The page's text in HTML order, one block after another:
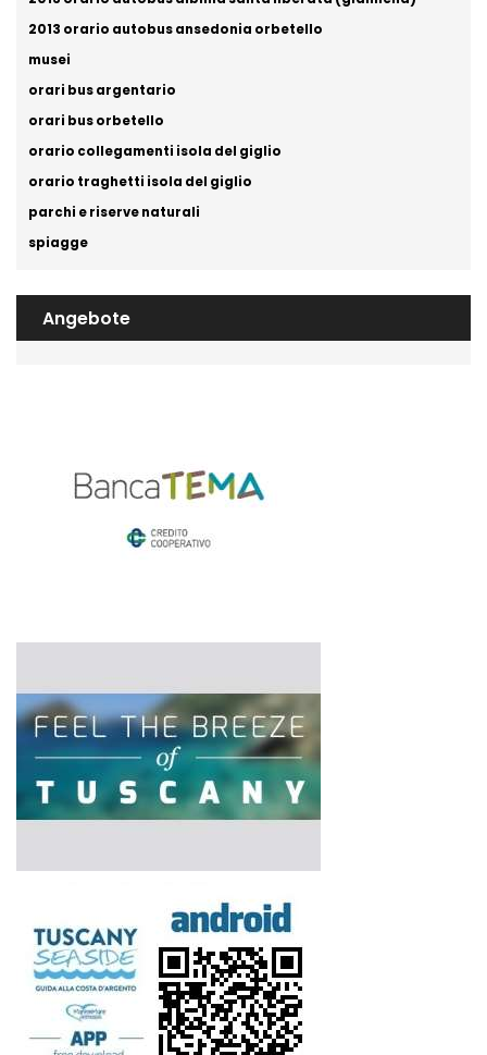
2013 orario autobus ansedonia orbetello
musei
orari bus argentario
orari bus orbetello
orario collegamenti isola del giglio
orario traghetti isola del giglio
parchi e riserve naturali
spiagge
Angebote